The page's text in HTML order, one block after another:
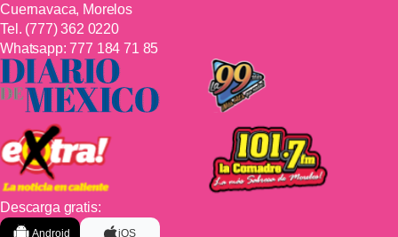
Cuernavaca, Morelos
Tel. (777) 362 0220
Whatsapp:777 184 71 85
Descarga gratis:
Android iOS